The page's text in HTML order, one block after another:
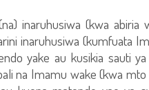
inaruhusiwa (kwa abiria
inaruhusiwa (kumfuata
yake au kusikia sauti
na Imamu wake (kwa